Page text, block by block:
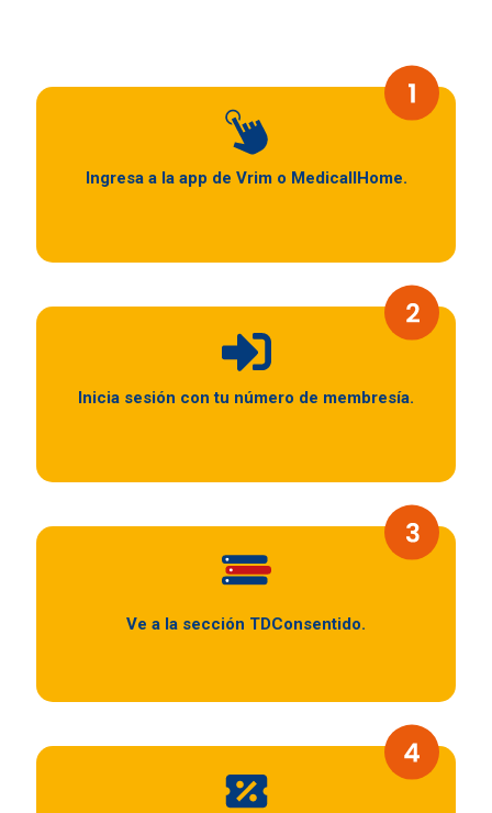
Ingresa a la app de Vrim o MedicallHome.
Inicia sesión con tu número de membresía.
Ve a la sección TDConsentido.